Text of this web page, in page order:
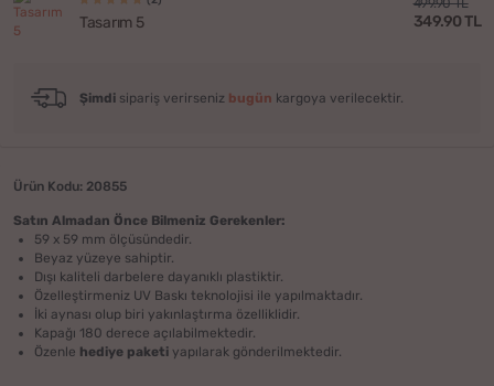
Tasarım 5
499.90 TL
349.90 TL
Şimdi sipariş verirseniz bugün kargoya verilecektir.
Ürün Kodu: 20855
Satın Almadan Önce Bilmeniz Gerekenler:
59 x 59 mm ölçüsündedir.
Beyaz yüzeye sahiptir.
Dışı kaliteli darbelere dayanıklı plastiktir.
Özelleştirmeniz UV Baskı teknolojisi ile yapılmaktadır.
İki aynası olup biri yakınlaştırma özelliklidir.
Kapağı 180 derece açılabilmektedir.
Özenle hediye paketi yapılarak gönderilmektedir.